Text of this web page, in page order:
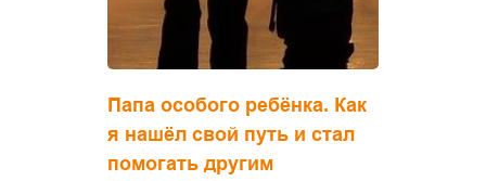
Папа особого ребёнка. Как
я нашёл свой путь и стал
помогать другим